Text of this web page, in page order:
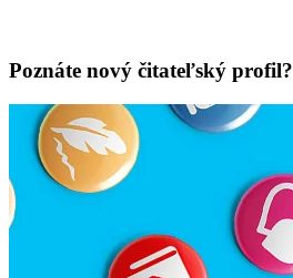
Poznáte nový čitateľský profil?